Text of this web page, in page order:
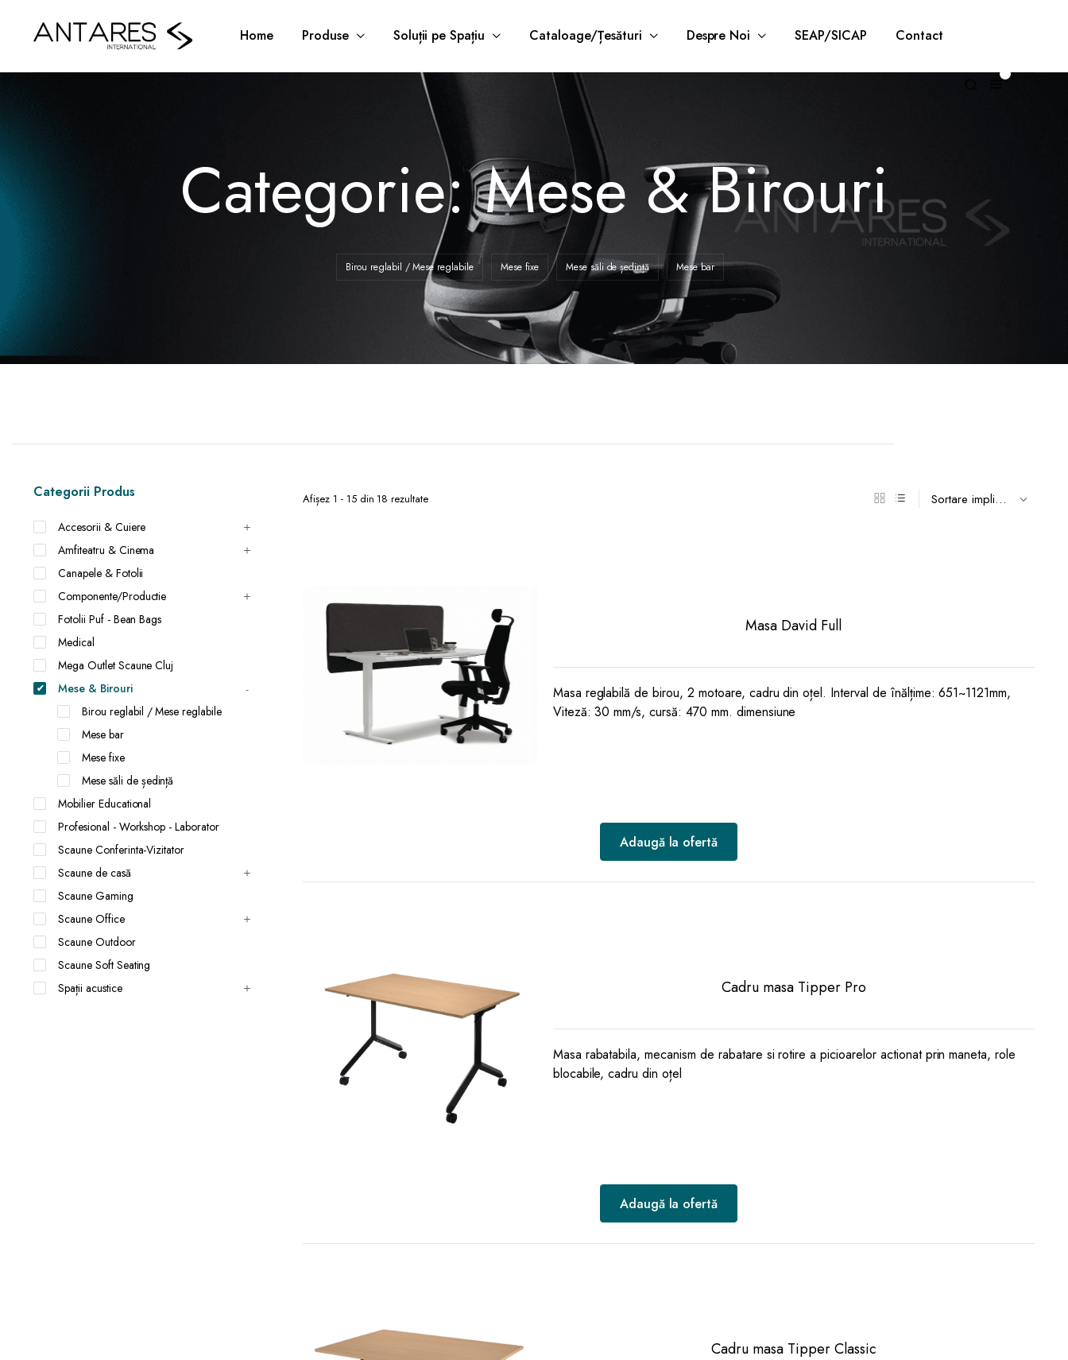
Home Produse Soluții pe Spațiu Cataloage/Țesături Despre Noi SEAP/SICAP Contact
Categorie:Mese & Birouri
Birou reglabil / Mese reglabile Mese fixe Mese săli de ședință Mese bar
Afișez 1 - 15 din 18 rezultate
Masa David Full
Masa reglabilă de birou, 2 motoare, cadru din oțel. Interval de înălțime: 651~1121mm,
Viteză: 30 mm/s, cursă: 470 mm. dimensiune
Adaugă la ofertă
Cadru masa Tipper Pro
Masa rabatabila, mecanism de rabatare si rotire a picioarelor actionat prin maneta, role
blocabile, cadru din oțel
Adaugă la ofertă
Cadru masa Tipper Classic
Categorii Produs
Accesorii & Cuiere
Amfiteatru & Cinema
Canapele & Fotolii
Componente/Productie
Fotolii Puf - Bean Bags
Medical
Mega Outlet Scaune Cluj
Mese & Birouri
Birou reglabil / Mese reglabile
Mese bar
Mese fixe
Mese săli de ședință
Mobilier Educational
Profesional - Workshop - Laborator
Scaune Conferinta-Vizitator
Scaune de casă
Scaune Gaming
Scaune Office
Scaune Outdoor
Scaune Soft Seating
Spații acustice